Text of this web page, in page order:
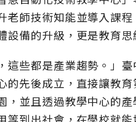
老師技術知能並導入課
備的升級，更是教育思
這些都是產業趨勢。」
先後成立，直接讓教
，並且透過教學中心的